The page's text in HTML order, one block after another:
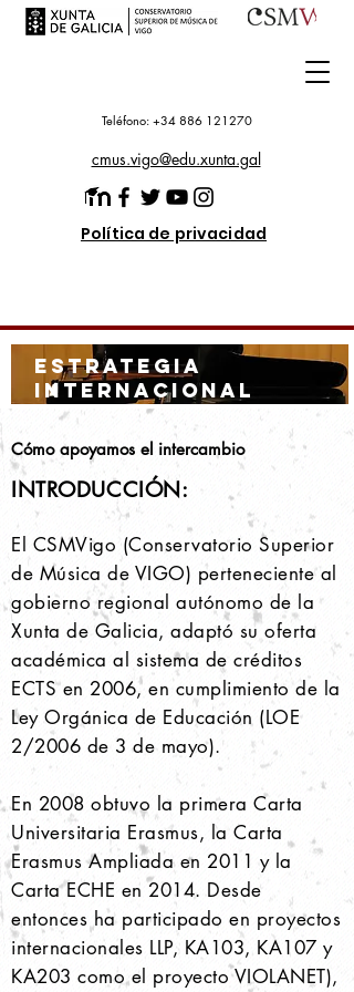
Teléfono: +34 886 121270
cmus.vigo@edu.xunta.gal
Política de privacidad
ESTRATEGIA
INTERNACIONAL
Cómo apoyamos el intercambio
INTRODUCCIÓN:
El CSMVigo (Conservatorio Superior
de Música de VIGO) perteneciente al
gobierno regional autónomo de la
Xunta de Galicia, adaptó su oferta
académica al sistema de créditos
ECTS en 2006, en cumplimiento de la
Ley Orgánica de Educación (LOE
2/2006 de 3 de mayo).
En 2008 obtuvo la primera Carta
Universitaria Erasmus, la Carta
Erasmus Ampliada en 2011 y la
Carta ECHE en 2014. Desde
entonces ha participado en proyectos
internacionales LLP, KA103, KA107 y
KA203 como el proyecto VIOLANET),